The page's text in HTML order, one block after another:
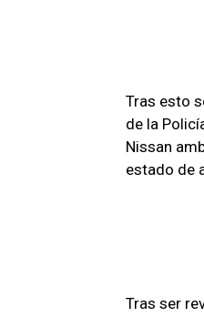
Tras esto
de la
Nissan
estado de
Tras ser